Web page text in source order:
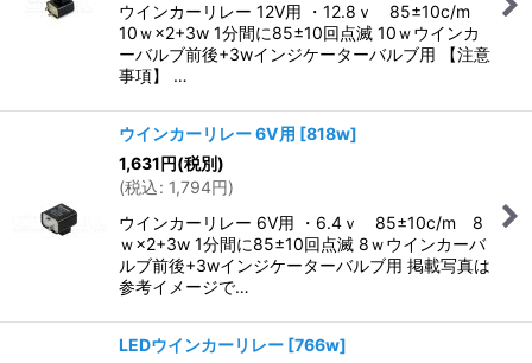
ウインカーリレー 12V用 ・12.8ｖ 85±10c/m
10ｗ×2+3w 1分間に85±10回点滅 10ｗウインカ
ーバルブ前後+3wインジケーターバルブ用 【注意
事項】 …
ウインカーリレー 6V用 [818w]
1,631円(税別)
(税込: 1,794円)
ウインカーリレー 6V用 ・6.4ｖ 85±10c/m 8
ｗ×2+3w 1分間に85±10回点滅 8ｗウインカーバ
ルブ前後+3wインジケーターバルブ用 掲載写真は
参考イメージで…
LEDウインカーリレー [766w]